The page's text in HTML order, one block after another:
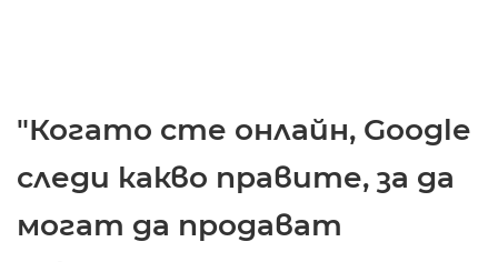
"Когато сте онлайн, Google
следи какво правите, за да
могат да продават